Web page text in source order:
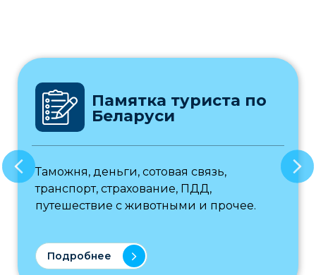
Памятка туриста по
Беларуси
Таможня, деньги, сотовая связь,
транспорт, страхование, ПДД,
путешествие с животными и прочее.
Подробнее